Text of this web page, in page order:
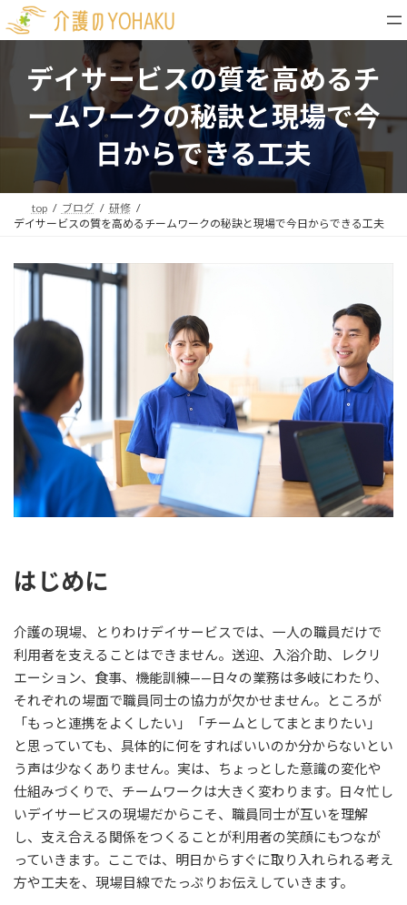
ン
ビ
デイサービスの質を高めるチ
ームワークの秘訣と現場で今
日からできる工夫
top ブログ
研修
デイサービスの質を高めるチームワークの秘訣と現場で今日からできる工夫
はじめに
介護の現場、とりわけデイサービスでは、一人の職員だけで
利用者を支えることはできません。送迎、入浴介助、レクリ
エーション、食事、機能訓練——日々の業務は多岐にわたり、
それぞれの場面で職員同士の協力が欠かせません。ところが
「もっと連携をよくしたい」「チームとしてまとまりたい」
と思っていても、具体的に何をすればいいのか分からないとい
う声は少なくありません。実は、ちょっとした意識の変化や
仕組みづくりで、チームワークは大きく変わります。日々忙し
いデイサービスの現場だからこそ、職員同士が互いを理解
し、支え合える関係をつくることが利用者の笑顔にもつなが
っていきます。ここでは、明日からすぐに取り入れられる考え
方や工夫を、現場目線でたっぷりお伝えしていきます。